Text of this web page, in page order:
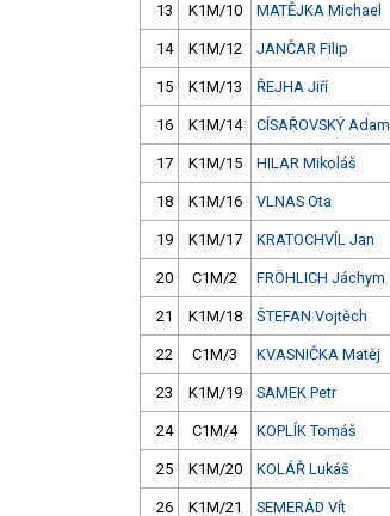
13 K1M/10 MATĚJKA Michael
14 K1M/12 JANČAR Filip
15 K1M/13 ŘEJHA Jiří
16 K1M/14 CÍSAŘOVSKÝ Adam
17 K1M/15 HILAR Mikoláš
18 K1M/16 VLNAS Ota
19 K1M/17 KRATOCHVÍL Jan
20 C1M/2 FRÖHLICH Jáchym
21 K1M/18 ŠTEFAN Vojtěch
22 C1M/3 KVASNIČKA Matěj
23 K1M/19 SAMEK Petr
24 C1M/4 KOPLÍK Tomáš
25 K1M/20 KOLÁŘ Lukáš
26 K1M/21 SEMERÁD Vít